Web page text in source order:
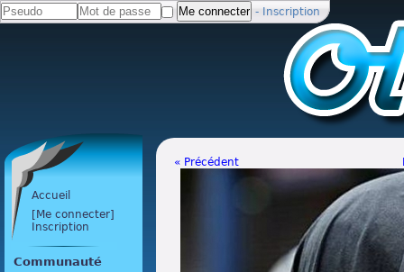
- Inscription
Accueil
[Me connecter]
Inscription
Communauté
« Précédent